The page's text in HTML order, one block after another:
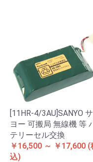
[11HR-4/3AU]SANYO
ヨー 可搬局 無線機 等
テリーセル交換
￥16,500 ～ ￥17,600 (
込)